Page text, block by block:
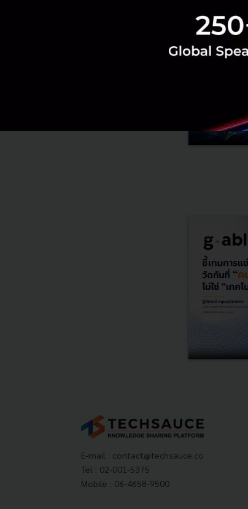
E-mail : contact@techsauce.co
Tel : 02-001-5375
Mobile : 06-4658-9500